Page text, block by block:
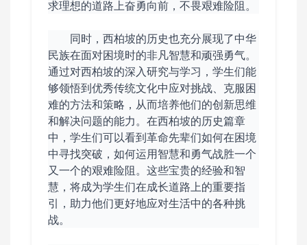
求理想的道路上奋勇向前，不畏艰难险阻。
同时，西柏坡的历史也充分展现了中华
民族在面对困境时的非凡智慧和顽强勇气。
通过对西柏坡的深入研究与学习，学生们能
够领悟到优秀传统文化中应对挑战、克服困
难的方法和策略，从而培养他们的创新思维
和解决问题的能力。在西柏坡的历史篇章
中，学生们可以看到革命先辈们如何在困境
中寻找突破，如何运用智慧和勇气战胜一个
又一个的艰难险阻。这些宝贵的经验和智
慧，将成为学生们在成长道路上的重要指
引，助力他们更好地应对生活中的各种挑
战。